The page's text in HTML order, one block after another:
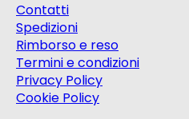
Contatti
Spedizioni
Rimborso e reso
Termini e condizioni
Privacy Policy
Cookie Policy